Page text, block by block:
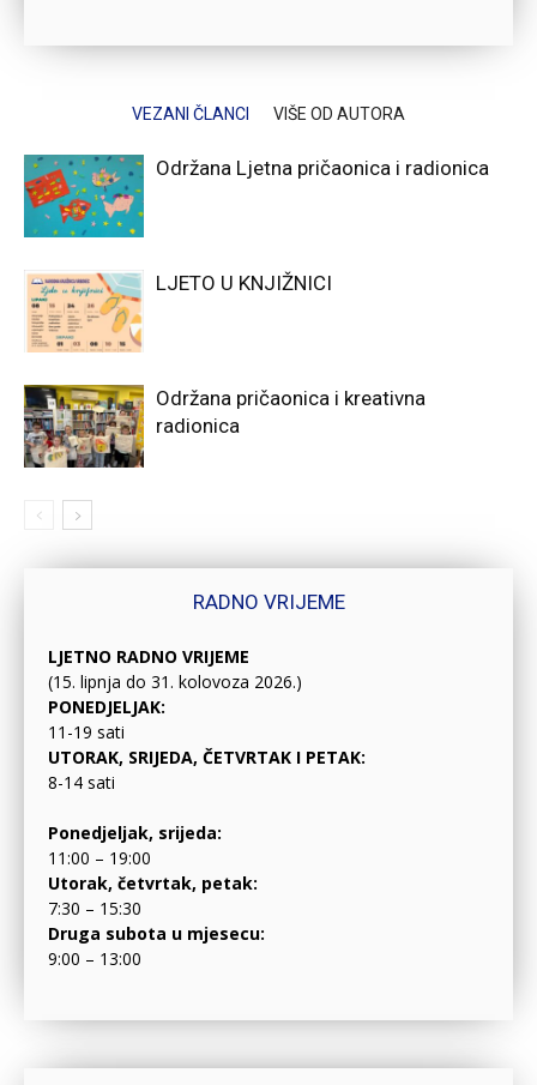
VEZANI ČLANCI VIŠE OD AUTORA
Održana Ljetna pričaonica i radionica
LJETO U KNJIŽNICI
Održana pričaonica i kreativna
radionica
RADNO VRIJEME
LJETNO RADNO VRIJEME
(15. lipnja do 31. kolovoza 2026.)
PONEDJELJAK:
11-19 sati
UTORAK, SRIJEDA, ČETVRTAK I PETAK:
8-14 sati
Ponedjeljak, srijeda:
11:00 – 19:00
Utorak, četvrtak, petak:
7:30 – 15:30
Druga subota u mjesecu:
9:00 – 13:00